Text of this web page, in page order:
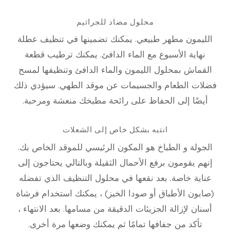
محلول مضاد للجراثيم
الليمون مطهر طبيعي. يمكنك تضمينها في تنظيف عطلة
نهاية الأسبوع مع الماء الدافئ. يمكنك ترطيب قطعة
القماش بمحلول الليمون والماء الدافئ وتنظيفها لمسح
فضلات الطعام والجسيمات عن موقد الطهي. سيؤدي ذلك
أيضًا إلى الحفاظ على رائحة مطبخك منعشة ومرحبة.
انتبه بشكل خاص إلى الشعلات
الجولة و الطباخ هو المكون الرئيسي للموقد الخاص بك.
إنهم يقومون برفع الأحمال الثقيلة وبالتالي يحتاجون إلى
عناية خاصة. بعد نقعها في محلول التنظيف الذي تفضله
(صابون الأطباق أو صودا الخبز) ، يمكنك استخدام فرشاة
أسنان لإزالة الجزيئات الدقيقة من مسامها. بعد الانتهاء ،
تأكد من جفافها تمامًا ثم يمكنك وضعها مرة أخرى.